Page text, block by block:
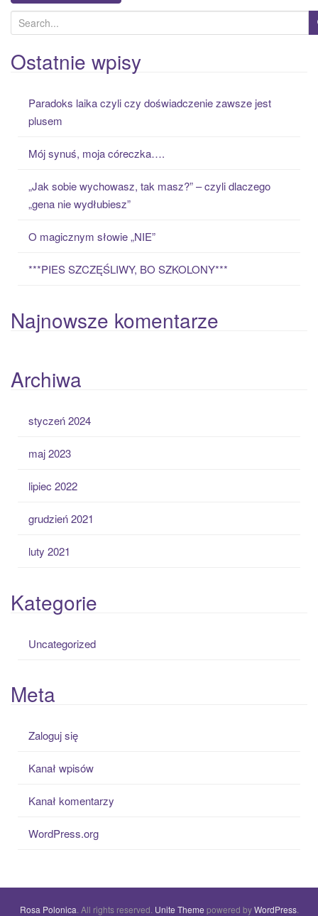
e
a
r
Ostatnie wpisy
Paradoks laika czyli czy doświadczenie zawsze jest
plusem
Mój synuś, moja córeczka….
„Jak sobie wychowasz, tak masz?” – czyli dlaczego
„gena nie wydłubiesz”
O magicznym słowie „NIE”
***PIES SZCZĘŚLIWY, BO SZKOLONY***
Najnowsze komentarze
Archiwa
styczeń 2024
maj 2023
lipiec 2022
grudzień 2021
luty 2021
Kategorie
Uncategorized
Meta
Zaloguj się
Kanał wpisów
Kanał komentarzy
WordPress.org
Rosa Polonica . All rights reserved. Unite Theme powered byWordPress.